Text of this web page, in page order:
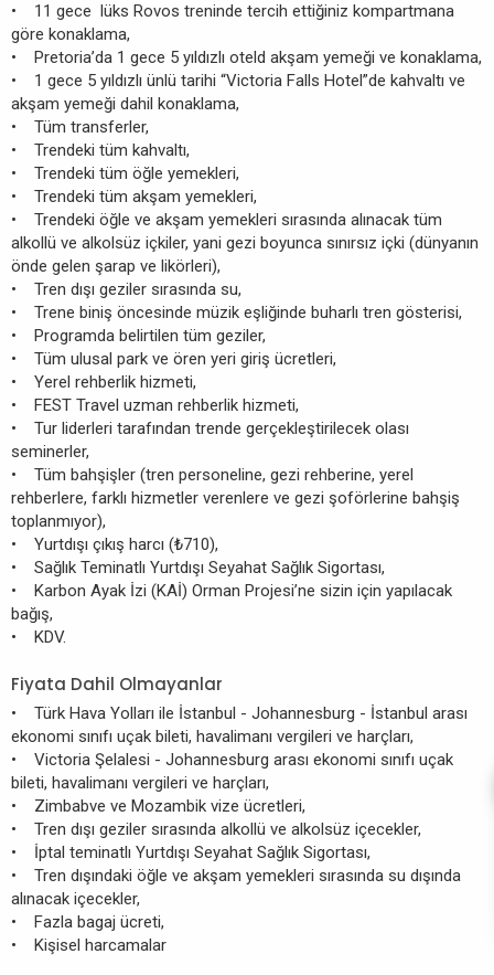
• 11 gece lüks Rovos treninde tercih ettiğiniz kompartmana
göre konaklama,
• Pretoria’da 1 gece 5 yıldızlı oteld akşam yemeği ve konaklama,
• 1 gece 5 yıldızlı ünlü tarihi “Victoria Falls Hotel”de kahvaltı ve
akşam yemeği dahil konaklama,
• Tüm transferler,
• Trendeki tüm kahvaltı,
• Trendeki tüm öğle yemekleri,
• Trendeki tüm akşam yemekleri,
• Trendeki öğle ve akşam yemekleri sırasında alınacak tüm
alkollü ve alkolsüz içkiler, yani gezi boyunca sınırsız içki (dünyanın
önde gelen şarap ve likörleri),
• Tren dışı geziler sırasında su,
• Trene biniş öncesinde müzik eşliğinde buharlı tren gösterisi,
• Programda belirtilen tüm geziler,
• Tüm ulusal park ve ören yeri giriş ücretleri,
• Yerel rehberlik hizmeti,
• FEST Travel uzman rehberlik hizmeti,
• Tur liderleri tarafından trende gerçekleştirilecek olası
seminerler,
• Tüm bahşişler (tren personeline, gezi rehberine, yerel
rehberlere, farklı hizmetler verenlere ve gezi şoförlerine bahşiş
toplanmıyor),
• Yurtdışı çıkış harcı (₺710),
• Sağlık Teminatlı Yurtdışı Seyahat Sağlık Sigortası,
• Karbon Ayak İzi (KAİ) Orman Projesi’ne sizin için yapılacak
bağış,
• KDV.
Fiyata Dahil Olmayanlar
• Türk Hava Yolları ile İstanbul - Johannesburg - İstanbul arası
ekonomi sınıfı uçak bileti, havalimanı vergileri ve harçları,
• Victoria Şelalesi - Johannesburg arası ekonomi sınıfı uçak
bileti, havalimanı vergileri ve harçları,
• Zimbabve ve Mozambik vize ücretleri,
• Tren dışı geziler sırasında alkollü ve alkolsüz içecekler,
• İptal teminatlı Yurtdışı Seyahat Sağlık Sigortası,
• Tren dışındaki öğle ve akşam yemekleri sırasında su dışında
alınacak içecekler,
• Fazla bagaj ücreti,
• Kişisel harcamalar